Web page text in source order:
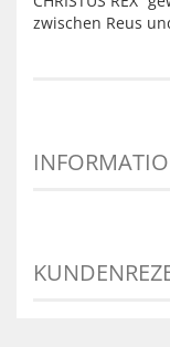
zwischen Reus